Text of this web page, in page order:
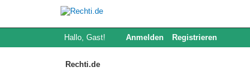
Hallo, Gast! Anmelden Registrieren
Rechti.de